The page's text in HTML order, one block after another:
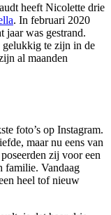
heeft Nicolette drie
. In februari 2020
jaar was gestrand.
gelukkig te zijn in de
al maanden
foto’s op Instagram.
maar nu eens van
zij voor een
familie. Vandaag
heel tof nieuw